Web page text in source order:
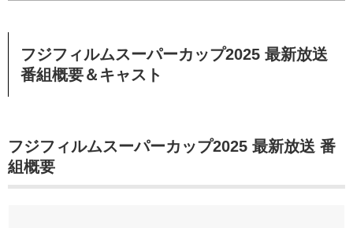
フジフィルムスーパーカップ2025 最新放送
番組概要＆キャスト
フジフィルムスーパーカップ2025 最新放送 番
組概要